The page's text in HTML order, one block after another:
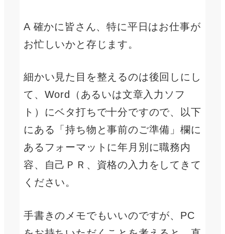
A 確かに皆さん、特に平日はお仕事が
お忙しいかと存じます。
細かい見た目を整えるのは後回しにし
て、Word（あるいは文章入力ソフ
ト）にベタ打ちで十分ですので、以下
にある「持ち物と事前のご準備」欄に
あるフォーマットに年月別に職務内
容、自己ＰＲ、資格の入力をしてきて
ください。
手書きのメモでもいいのですが、PC